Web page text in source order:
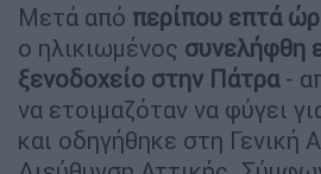
Μετά από περίπου επτά
ο ηλικιωμένος συνελήφθη
ξενοδοχείο στην Πάτρα-
να ετοιμαζόταν να φύγει
και οδηγήθηκε στη Γενική